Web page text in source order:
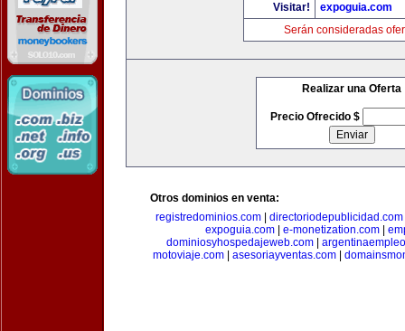
Visitar!
expoguia.com
Serán consideradas
Realizar una Oferta
Precio Ofrecido $
Otros dominios en venta:
registredominios.com| directoriodepublicidad.com
expoguia.com| e-monetization.com|
dominiosyhospedajeweb.com
motoviaje.com
asesoriayventas.com